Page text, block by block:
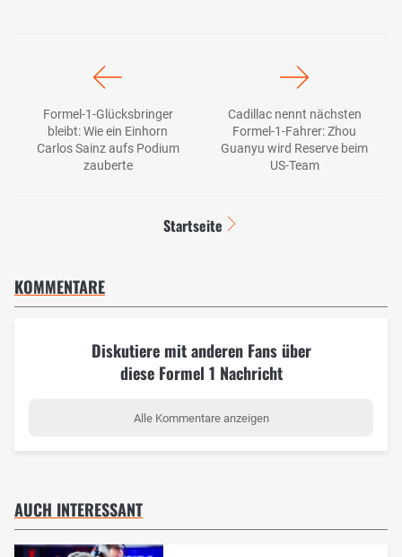
Formel-1-Glücksbringer
bleibt: Wie ein Einhorn
Carlos Sainz aufs Podium
zauberte
Cadillac nennt nächsten
Formel-1-Fahrer: Zhou
Guanyu wird Reserve beim
US-Team
Startseite
KOMMENTARE
Diskutiere mit anderen Fans über
diese Formel 1 Nachricht
Alle Kommentare anzeigen
AUCH INTERESSANT